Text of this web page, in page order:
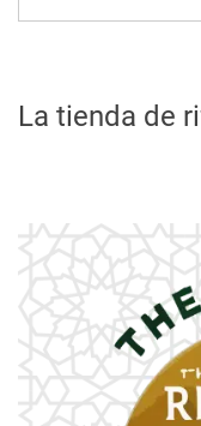
La tienda de